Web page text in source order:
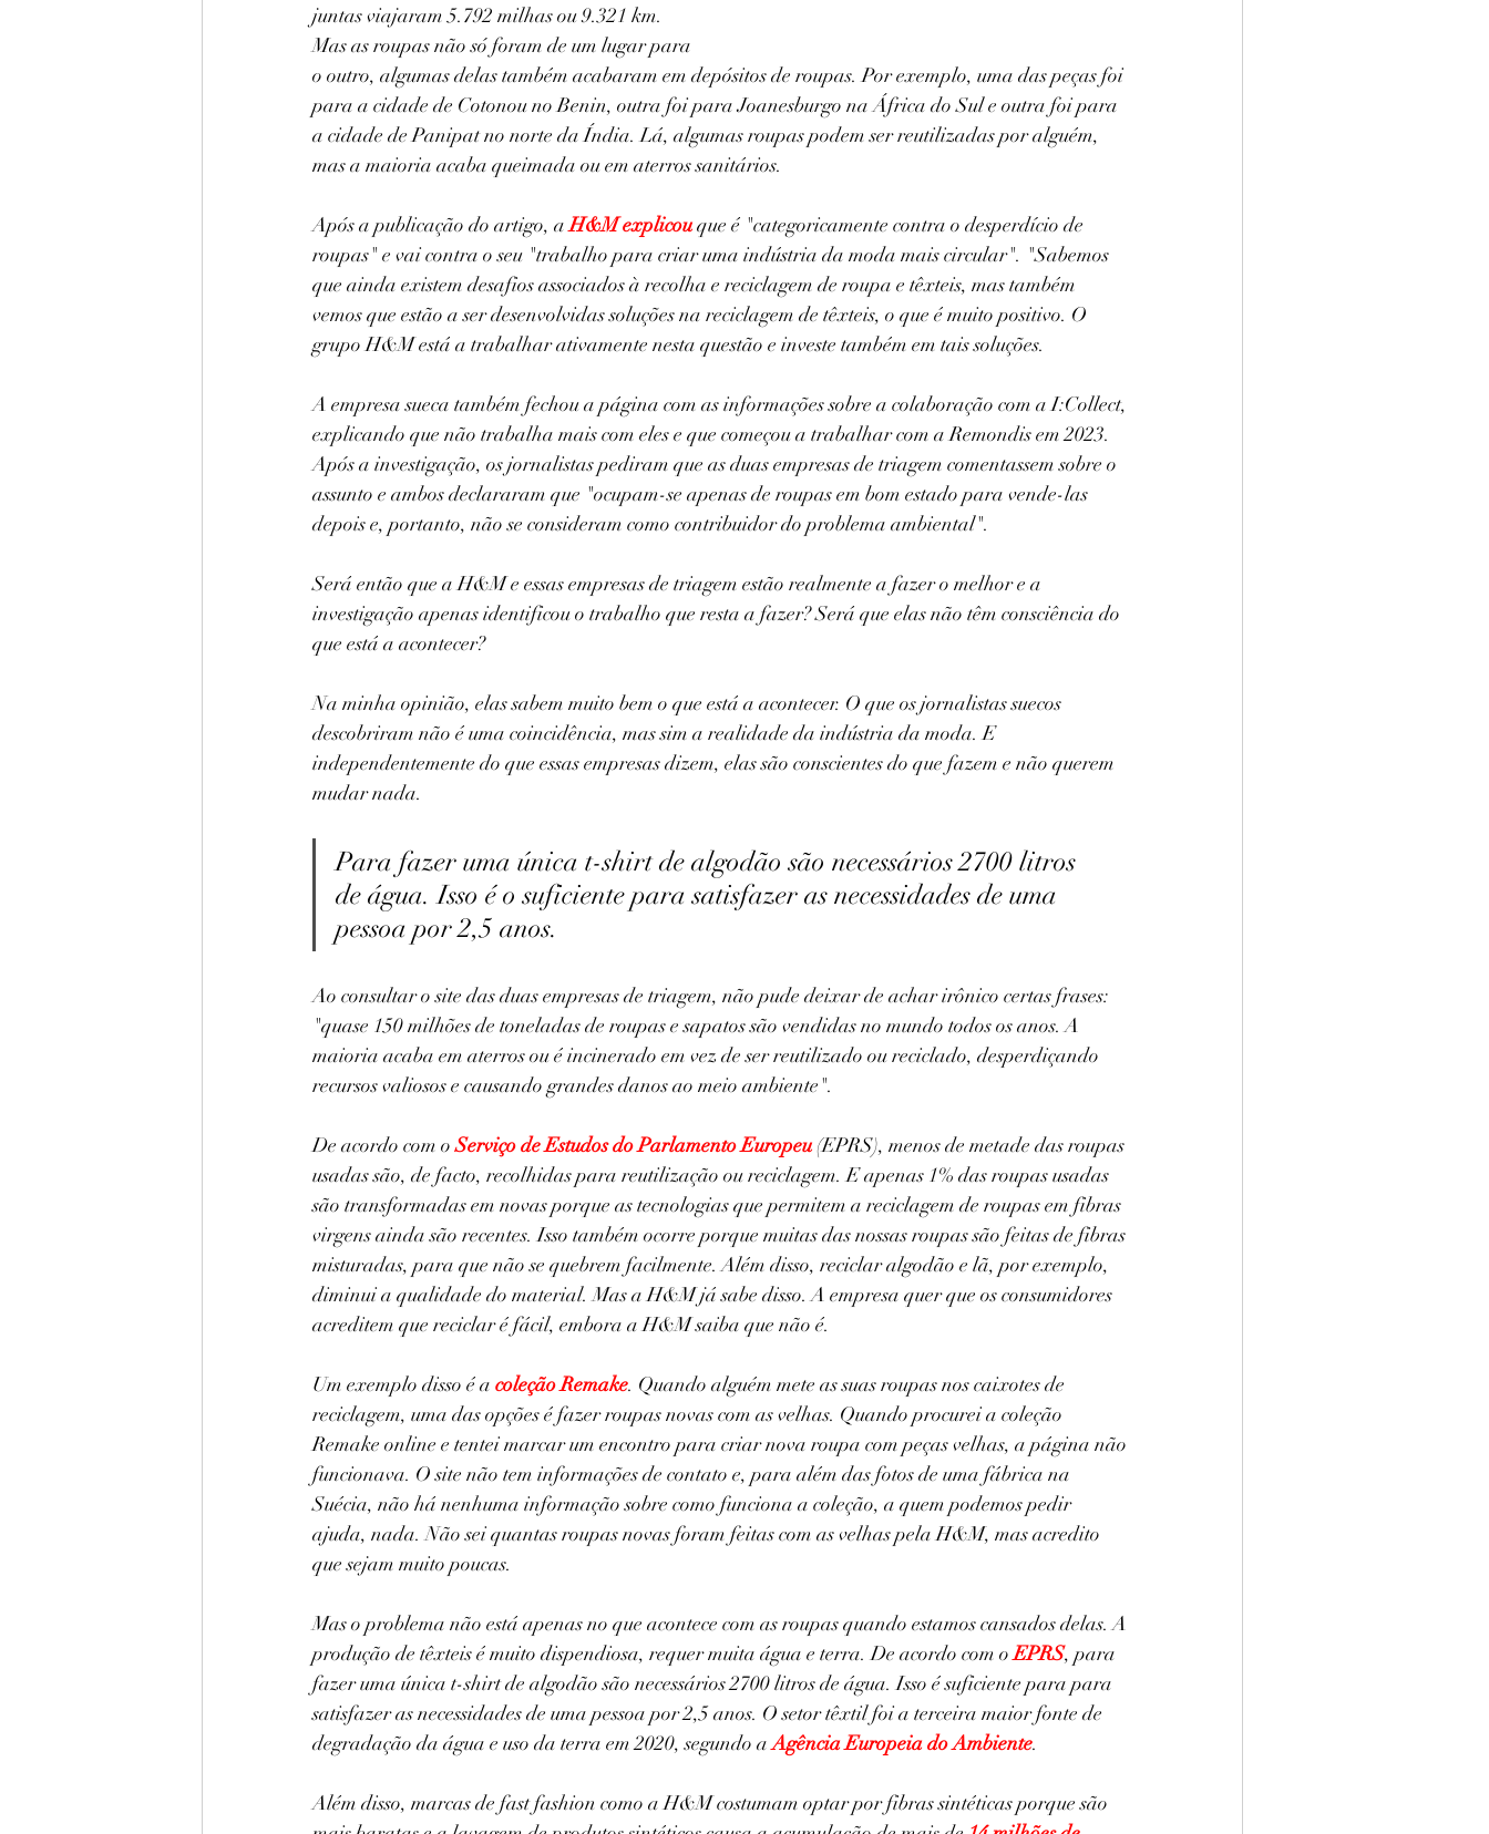
juntas viajaram 5.792 milhas ou 9.321 km.
Mas as roupas não só foram de um lugar para
o outro, algumas delas também acabaram em depósitos de roupas. Por exemplo, uma das peças foi
para a cidade de Cotonou no Benin, outra foi para Joanesburgo na África do Sul e outra foi para
a cidade de Panipat no norte da Índia. Lá, algumas roupas podem ser reutilizadas por alguém,
mas a maioria acaba queimada ou em aterros sanitários.
Após a publicação do artigo, a H&M explicou que é "categoricamente contra o desperdício de
roupas" e vai contra o seu "trabalho para criar uma indústria da moda mais circular". "Sabemos
que ainda existem desafios associados à recolha e reciclagem de roupa e têxteis, mas também
vemos que estão a ser desenvolvidas soluções na reciclagem de têxteis, o que é muito positivo. O
grupo H&M está a trabalhar ativamente nesta questão e investe também em tais soluções.
A empresa sueca também fechou a página com as informações sobre a colaboração com a I:Collect,
explicando que não trabalha mais com eles e que começou a trabalhar com a Remondis em 2023.
Após a investigação, os jornalistas pediram que as duas empresas de triagem comentassem sobre o
assunto e ambos declararam que "ocupam-se apenas de roupas em bom estado para vende-las
depois e, portanto, não se consideram como contribuidor do problema ambiental".
Será então que a H&M e essas empresas de triagem estão realmente a fazer o melhor e a
investigação apenas identificou o trabalho que resta a fazer? Será que elas não têm consciência do
que está a acontecer?
Na minha opinião, elas sabem muito bem o que está a acontecer. O que os jornalistas suecos
descobriram não é uma coincidência, mas sim a realidade da indústria da moda. E
independentemente do que essas empresas dizem, elas são conscientes do que fazem e não querem
mudar nada.
Para fazer uma única t-shirt de algodão são necessários 2700 litros
de água. Isso é o suficiente para satisfazer as necessidades de uma
pessoa por 2,5 anos.
Ao consultar o site das duas empresas de triagem, não pude deixar de achar irônico certas frases:
"quase 150 milhões de toneladas de roupas e sapatos são vendidas no mundo todos os anos. A
maioria acaba em aterros ou é incinerado em vez de ser reutilizado ou reciclado, desperdiçando
recursos valiosos e causando grandes danos ao meio ambiente".
De acordo com o Serviço de Estudos do Parlamento Europeu (EPRS), menos de metade das roupas
usadas são, de facto, recolhidas para reutilização ou reciclagem. E apenas 1% das roupas usadas
são transformadas em novas porque as tecnologias que permitem a reciclagem de roupas em fibras
virgens ainda são recentes. Isso também ocorre porque muitas das nossas roupas são feitas de fibras
misturadas, para que não se quebrem facilmente. Além disso, reciclar algodão e lã, por exemplo,
diminui a qualidade do material. Mas a H&M já sabe disso. A empresa quer que os consumidores
acreditem que reciclar é fácil, embora a H&M saiba que não é.
Um exemplo disso é a coleção Remake. Quando alguém mete as suas roupas nos caixotes de
reciclagem, uma das opções é fazer roupas novas com as velhas. Quando procurei a coleção
Remake online e tentei marcar um encontro para criar nova roupa com peças velhas, a página não
funcionava. O site não tem informações de contato e, para além das fotos de uma fábrica na
Suécia, não há nenhuma informação sobre como funciona a coleção, a quem podemos pedir
ajuda, nada. Não sei quantas roupas novas foram feitas com as velhas pela H&M, mas acredito
que sejam muito poucas.
Mas o problema não está apenas no que acontece com as roupas quando estamos cansados delas. A
produção de têxteis é muito dispendiosa, requer muita água e terra. De acordo com o EPRS, para
fazer uma única t-shirt de algodão são necessários 2700 litros de água. Isso é suficiente para para
satisfazer as necessidades de uma pessoa por 2,5 anos. O setor têxtil foi a terceira maior fonte de
degradação da água e uso da terra em 2020, segundo a Agência Europeia do Ambiente.
Além disso, marcas de fast fashion como a H&M costumam optar por fibras sintéticas porque são